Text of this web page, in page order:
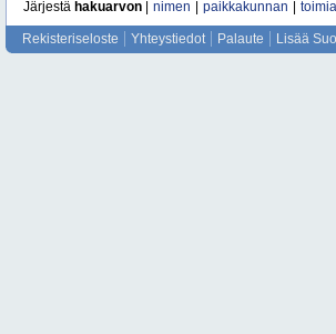
Järjestä hakuarvon nimen paikkakunnan
Rekisteriseloste Yhteystiedot Palaute Lisää